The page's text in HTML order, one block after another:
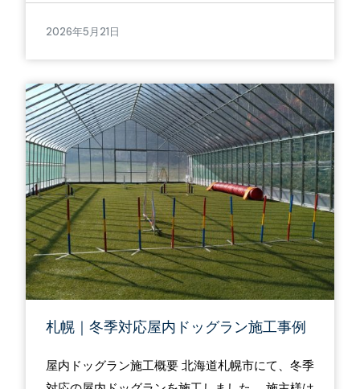
2026年5月21日
札幌｜冬季対応屋内ドッグラン施工事例
屋内ドッグラン施工概要 北海道札幌市にて、冬季